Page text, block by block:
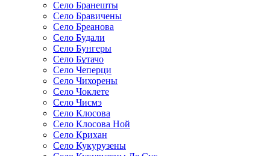
Село Бранешты
Село Бравичены
Село Бреанова
Село Будали
Село Бунгеры
Село Бұтачо
Село Чеперци
Село Чихорены
Село Чоклете
Село Чисмэ
Село Клосова
Село Клосова Ной
Село Крихан
Село Кукурузены